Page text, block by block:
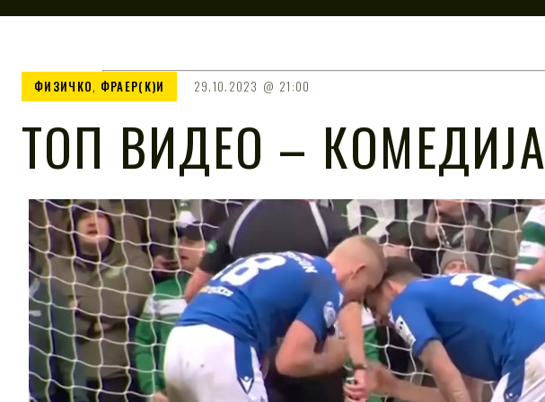
ФИЗИЧКО, ФРАЕР(К)И 29.10.2023 21:00
ТОП ВИДЕО – КОМЕДИЈА